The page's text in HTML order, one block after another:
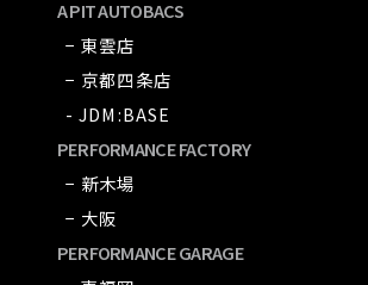
A PIT AUTOBACS
− 東雲店
− 京都四条店
- JDM:BASE
PERFORMANCE FACTORY
− 新木場
− 大阪
PERFORMANCE GARAGE